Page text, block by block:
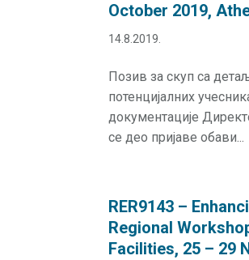
October 2019,
14.8.2019.
Позив за скуп са
потенцијалних
документације
се део пријаве обави...
RER9143 –
Regional
Facilities, 25 – 29